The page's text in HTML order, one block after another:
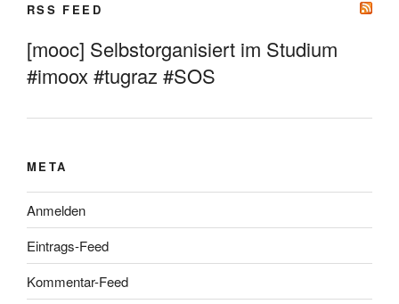
RSS FEED
[mooc] Selbstorganisiert im Studium
#imoox #tugraz #SOS
META
Anmelden
Eintrags-Feed
Kommentar-Feed